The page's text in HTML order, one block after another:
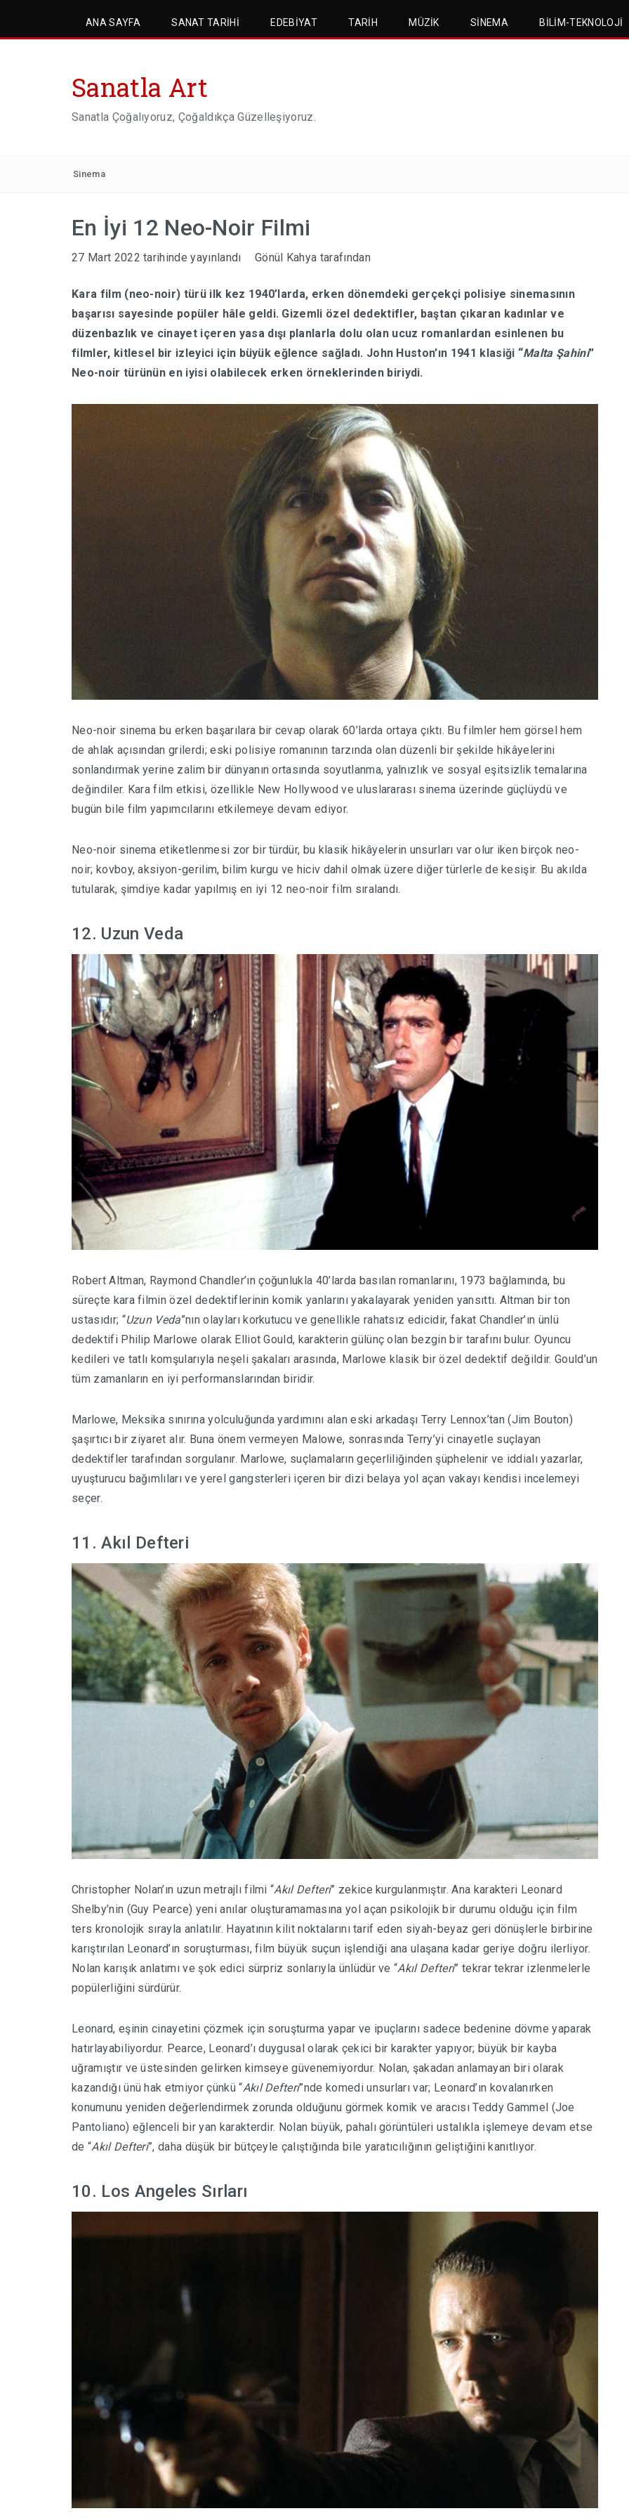
ANA SAYFA SANAT TARIHI EDEBIYAT TARIH MÜZIK SINEMA BILIM-TEKNOLOJI
Sanatla Art
Sanatla Çoğalıyoruz, Çoğaldıkça Güzelleşiyoruz.
Sinema
En İyi 12 Neo-Noir Filmi
27 Mart 2022 tarihinde yayınlandı Gönül Kahya tarafından
Kara film (neo-noir) türü ilk kez 1940’larda, erken dönemdeki gerçekçi polisiye sinemasının
başarısı sayesinde popüler hâle geldi. Gizemli özel dedektifler, baştan çıkaran kadınlar ve
düzenbazlık ve cinayet içeren yasa dışı planlarla dolu olan ucuz romanlardan esinlenen bu
filmler, kitlesel bir izleyici için büyük eğlence sağladı. John Huston’ın 1941 klasiği “Malta Şahini”
Neo-noir türünün en iyisi olabilecek erken örneklerinden biriydi.
Neo-noir sinema bu erken başarılara bir cevap olarak 60’larda ortaya çıktı. Bu filmler hem görsel hem
de ahlak açısından grilerdi; eski polisiye romanının tarzında olan düzenli bir şekilde hikâyelerini
sonlandırmak yerine zalim bir dünyanın ortasında soyutlanma, yalnızlık ve sosyal eşitsizlik temalarına
değindiler. Kara film etkisi, özellikle New Hollywood ve uluslararası sinema üzerinde güçlüydü ve
bugün bile film yapımcılarını etkilemeye devam ediyor.
Neo-noir sinema etiketlenmesi zor bir türdür, bu klasik hikâyelerin unsurları var olur iken birçok neo-
noir; kovboy, aksiyon-gerilim, bilim kurgu ve hiciv dahil olmak üzere diğer türlerle de kesişir. Bu akılda
tutularak, şimdiye kadar yapılmış en iyi 12 neo-noir film sıralandı.
12. Uzun Veda
Robert Altman, Raymond Chandler’ın çoğunlukla 40’larda basılan romanlarını, 1973 bağlamında, bu
süreçte kara filmin özel dedektiflerinin komik yanlarını yakalayarak yeniden yansıttı. Altman bir ton
ustasıdır; “Uzun Veda”nın olayları korkutucu ve genellikle rahatsız edicidir, fakat Chandler’ın ünlü
dedektifi Philip Marlowe olarak Elliot Gould, karakterin gülünç olan bezgin bir tarafını bulur. Oyuncu
kedileri ve tatlı komşularıyla neşeli şakaları arasında, Marlowe klasik bir özel dedektif değildir. Gould’un
tüm zamanların en iyi performanslarından biridir.
Marlowe, Meksika sınırına yolculuğunda yardımını alan eski arkadaşı Terry Lennox’tan (Jim Bouton)
şaşırtıcı bir ziyaret alır. Buna önem vermeyen Malowe, sonrasında Terry’yi cinayetle suçlayan
dedektifler tarafından sorgulanır. Marlowe, suçlamaların geçerliliğinden şüphelenir ve iddialı yazarlar,
uyuşturucu bağımlıları ve yerel gangsterleri içeren bir dizi belaya yol açan vakayı kendisi incelemeyi
seçer.
11. Akıl Defteri
Christopher Nolan’ın uzun metrajlı filmi “Akıl Defteri” zekice kurgulanmıştır. Ana karakteri Leonard
Shelby’nin (Guy Pearce) yeni anılar oluşturamamasına yol açan psikolojik bir durumu olduğu için film
ters kronolojik sırayla anlatılır. Hayatının kilit noktalarını tarif eden siyah-beyaz geri dönüşlerle birbirine
karıştırılan Leonard’ın soruşturması, film büyük suçun işlendiği ana ulaşana kadar geriye doğru ilerliyor.
Nolan karışık anlatımı ve şok edici sürpriz sonlarıyla ünlüdür ve “Akıl Defteri” tekrar tekrar izlenmelerle
popülerliğini sürdürür.
Leonard, eşinin cinayetini çözmek için soruşturma yapar ve ipuçlarını sadece bedenine dövme yaparak
hatırlayabiliyordur. Pearce, Leonard’ı duygusal olarak çekici bir karakter yapıyor; büyük bir kayba
uğramıştır ve üstesinden gelirken kimseye güvenemiyordur. Nolan, şakadan anlamayan biri olarak
kazandığı ünü hak etmiyor çünkü “Akıl Defteri”nde komedi unsurları var; Leonard’ın kovalanırken
konumunu yeniden değerlendirmek zorunda olduğunu görmek komik ve aracısı Teddy Gammel (Joe
Pantoliano) eğlenceli bir yan karakterdir. Nolan büyük, pahalı görüntüleri ustalıkla işlemeye devam etse
de “Akıl Defteri”, daha düşük bir bütçeyle çalıştığında bile yaratıcılığının geliştiğini kanıtlıyor.
10. Los Angeles Sırları